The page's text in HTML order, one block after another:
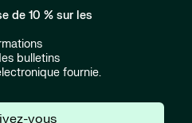
de 10 % sur les
bulletins
fournie.
vous